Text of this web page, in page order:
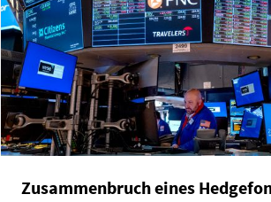
Zusammenbruch eines